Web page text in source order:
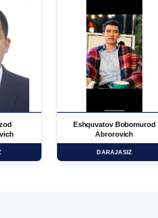
Eshquvatov Bobomurod
Abrorovich
DARAJASIZ